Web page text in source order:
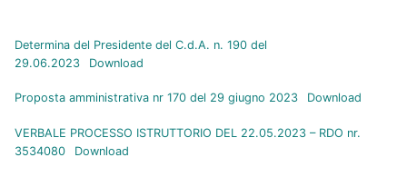
Determina del Presidente del C.d.A. n. 190 del
29.06.2023
Download
Proposta amministrativa nr 170 del 29 giugno 2023 Download
VERBALE PROCESSO ISTRUTTORIO DEL 22.05.2023 – RDO nr.
3534080
Download